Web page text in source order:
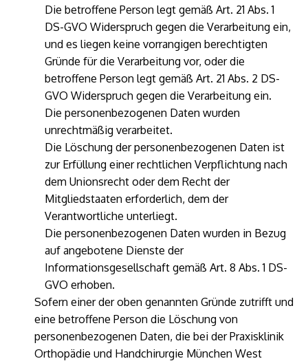
Die betroffene Person legt gemäß Art. 21 Abs. 1
DS-GVO Widerspruch gegen die Verarbeitung ein,
und es liegen keine vorrangigen berechtigten
Gründe für die Verarbeitung vor, oder die
betroffene Person legt gemäß Art. 21 Abs. 2 DS-
GVO Widerspruch gegen die Verarbeitung ein.
Die personenbezogenen Daten wurden
unrechtmäßig verarbeitet.
Die Löschung der personenbezogenen Daten ist
zur Erfüllung einer rechtlichen Verpflichtung nach
dem Unionsrecht oder dem Recht der
Mitgliedstaaten erforderlich, dem der
Verantwortliche unterliegt.
Die personenbezogenen Daten wurden in Bezug
auf angebotene Dienste der
Informationsgesellschaft gemäß Art. 8 Abs. 1 DS-
GVO erhoben.
Sofern einer der oben genannten Gründe zutrifft und
eine betroffene Person die Löschung von
personenbezogenen Daten, die bei der Praxisklinik
Orthopädie und Handchirurgie München West